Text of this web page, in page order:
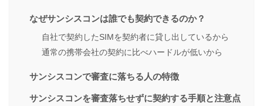
なぜサンシスコンは誰でも契約できるのか？
自社で契約したSIMを契約者に貸し出しているから
通常の携帯会社の契約に比べハードルが低いから
サンシスコンで審査に落ちる人の特徴
サンシスコンを審査落ちせずに契約する手順と注意点